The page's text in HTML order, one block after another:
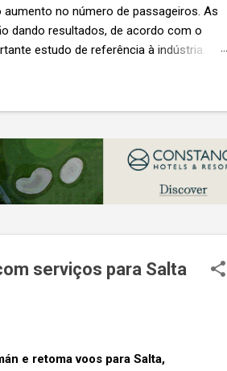
no número de passageiros. As
dando resultados, de acordo com o
estudo de referência à indústria. (©
o lucro de mais de 30 assentos vendidos,
serviços para Salta
e retoma voos para Salta,